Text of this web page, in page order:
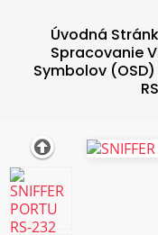
Úvodná
Spracovanie
Symbolov (OSD)